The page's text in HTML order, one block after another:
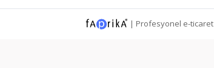
| Profesyonel e-ticaret